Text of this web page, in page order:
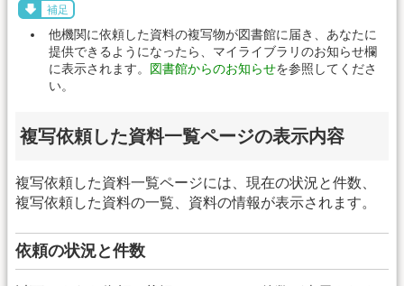
補足
他機関に依頼した資料の複写物が図書館に届き、あなたに
提供できるようになったら、マイライブラリのお知らせ欄
に表示されます。 図書館からのお知らせを参照してくださ
い。
複写依頼した資料一覧ページの表示内容
複写依頼した資料一覧ページには、現在の状況と件数、
複写依頼した資料の一覧、資料の情報が表示されます。
依頼の状況と件数